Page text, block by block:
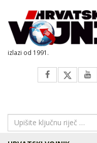
izlazi od 1991.